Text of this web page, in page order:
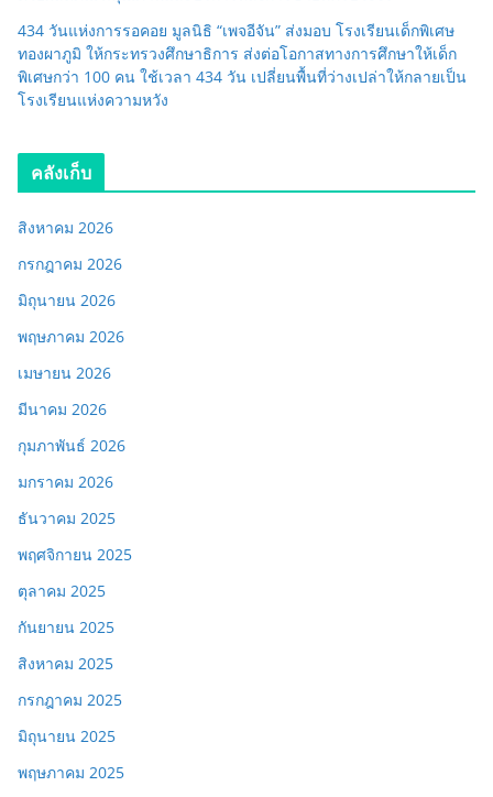
434 วันแห่งการรอคอย มูลนิธิ “เพจอีจัน” ส่งมอบ โรงเรียนเด็กพิเศษ
ทองผาภูมิ ให้กระทรวงศึกษาธิการ ส่งต่อโอกาสทางการศึกษาให้เด็ก
พิเศษกว่า 100 คน ใช้เวลา 434 วัน เปลี่ยนพื้นที่ว่างเปล่าให้กลายเป็น
โรงเรียนแห่งความหวัง
คลังเก็บ
สิงหาคม 2026
กรกฎาคม 2026
มิถุนายน 2026
พฤษภาคม 2026
เมษายน 2026
มีนาคม 2026
กุมภาพันธ์ 2026
มกราคม 2026
ธันวาคม 2025
พฤศจิกายน 2025
ตุลาคม 2025
กันยายน 2025
สิงหาคม 2025
กรกฎาคม 2025
มิถุนายน 2025
พฤษภาคม 2025